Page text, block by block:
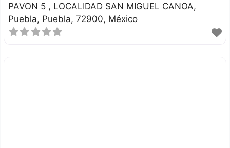
PAVON 5 , LOCALIDAD SAN MIGUEL CANOA
Puebla Puebla 72900 México